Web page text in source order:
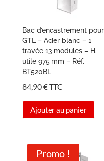
Bac d’encastrement pour
GTL – Acier blanc – 1
travée 13 modules – H.
utile 975 mm – Réf.
BT520BL
84,90€TTC
Ajouter au panier
Promo !